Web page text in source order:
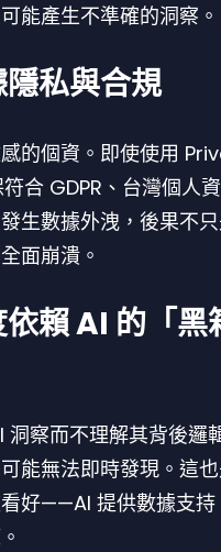
能產生不準確的洞察。
私與合規
的個資。即使使用
合 GDPR、台灣個人
生數據外洩，後果不
面崩潰。
賴 AI 的「黑
洞察而不理解其背後邏
能無法即時發現。這
好——AI 提供數據支持